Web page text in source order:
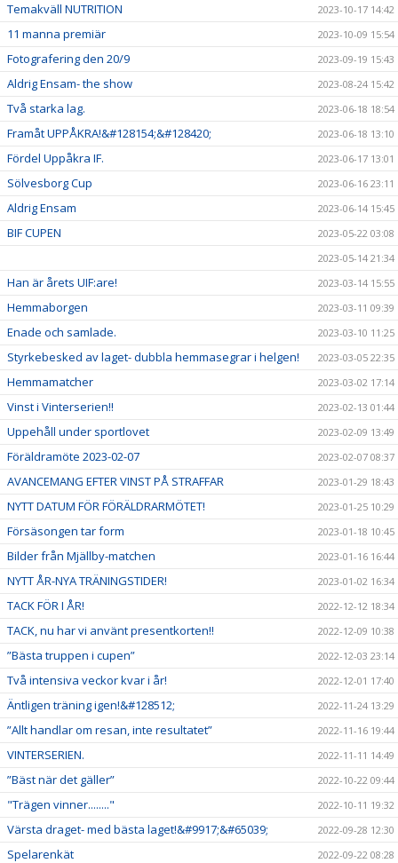
Temakväll NUTRITION 2023-10-17 14:42
11 manna premiär 2023-10-09 15:54
Fotografering den 20/9 2023-09-19 15:43
Aldrig Ensam- the show 2023-08-24 15:42
Två starka lag. 2023-06-18 18:54
Framåt UPPÅKRA!&#128154;&#128420; 2023-06-18 13:10
Fördel Uppåkra IF. 2023-06-17 13:01
Sölvesborg Cup 2023-06-16 23:11
Aldrig Ensam 2023-06-14 15:45
BIF CUPEN
2023-05-22 03:08
2023-05-14 21:34
Han är årets UIF:are! 2023-03-14 15:55
Hemmaborgen 2023-03-11 09:39
Enade och samlade. 2023-03-10 11:25
Styrkebesked av laget- dubbla hemmasegrar i helgen! 2023-03-05 22:35
Hemmamatcher 2023-03-02 17:14
Vinst i Vinterserien!! 2023-02-13 01:44
Uppehåll under sportlovet 2023-02-09 13:49
Föräldramöte 2023-02-07 2023-02-07 08:37
AVANCEMANG EFTER VINST PÅ STRAFFAR 2023-01-29 18:43
NYTT DATUM FÖR FÖRÄLDRARMÖTET! 2023-01-25 10:29
Försäsongen tar form 2023-01-18 10:45
Bilder från Mjällby-matchen 2023-01-16 16:44
NYTT ÅR-NYA TRÄNINGSTIDER! 2023-01-02 16:34
TACK FÖR I ÅR! 2022-12-12 18:34
TACK, nu har vi använt presentkorten!! 2022-12-09 10:38
”Bästa truppen i cupen” 2022-12-03 23:14
Två intensiva veckor kvar i år! 2022-12-01 17:40
Äntligen träning igen!&#128512; 2022-11-24 13:29
”Allt handlar om resan, inte resultatet” 2022-11-16 19:44
VINTERSERIEN. 2022-11-11 14:49
”Bäst när det gäller” 2022-10-22 09:44
"Trägen vinner........" 2022-10-11 19:32
Värsta draget- med bästa laget!&#9917;&#65039; 2022-09-28 12:30
Spelarenkät 2022-09-22 08:28